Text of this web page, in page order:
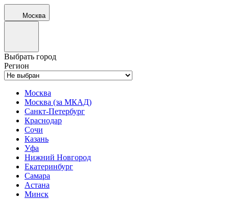
Москва
Выбрать город
Регион
Москва
Москва (за МКАД)
Санкт-Петербург
Краснодар
Сочи
Казань
Уфа
Нижний Новгород
Екатеринбург
Самара
Астана
Минск